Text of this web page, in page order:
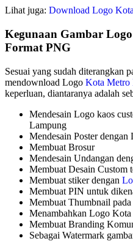
Lihat juga: Download Logo
Kegunaan Gambar
Format PNG
Sesuai yang sudah diterangkan
mendownload Logo Kota Metro
keperluan, diantaranya adalah
Mendesain Logo kaos
Lampung
Mendesain Poster
Membuat Brosur
Mendesain Undangan
Membuat Desain Custom
Membuat stiker dengan
Membuat PIN untuk
Membuat Thumbnail
Menambahkan Logo
Membuat Branding
Sebagai Watermark